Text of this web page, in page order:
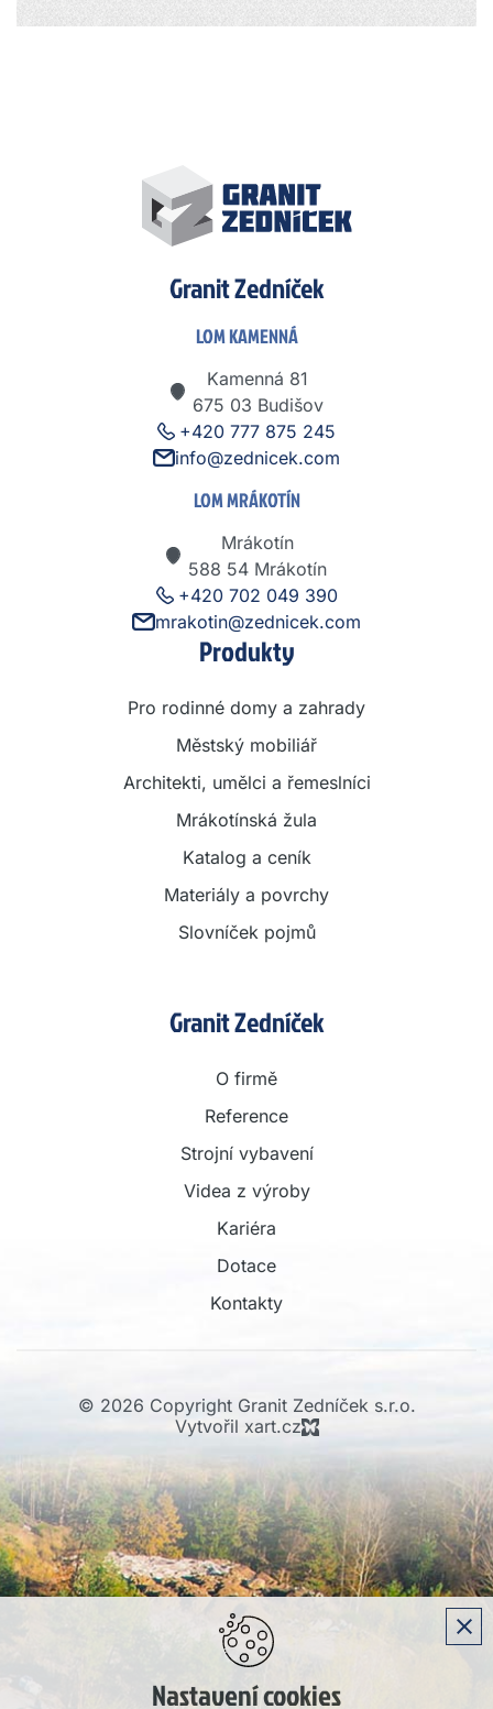
Granit Zedníček
LOM KAMENNÁ
+420 777 875 245
info@zednicek.com
Kamenná 81
675 03 Budišov
LOM MRÁKOTÍN
+420 702 049 390
mrakotin@zednicek.com
Mrákotín
588 54 Mrákotín
Produkty
Pro rodinné domy a zahrady
Městský mobiliář
Architekti, umělci a řemeslníci
Mrákotínská žula
Katalog a ceník
Materiály a povrchy
Slovníček pojmů
Granit Zedníček
O firmě
Reference
Strojní vybavení
Videa z výroby
Kariéra
Dotace
Kontakty
© 2026 Copyright Granit Zedníček s.r.o.
Vytvořil xart.cz
Nastavení cookies